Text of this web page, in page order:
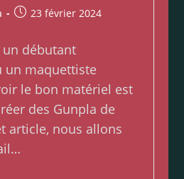
23 février 2024
un débutant
un maquettiste
le bon matériel est
des Gunpla de
article, nous allons